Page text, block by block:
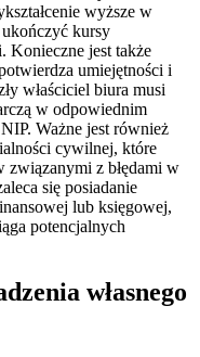
wyższe w
kursy
Konieczne jest także
umiejętności i
właściciel biura musi
w odpowiednim
Ważne jest również
cywilnej, które
związanymi z błędami w
się posiadanie
lub księgowej,
potencjalnych
własnego